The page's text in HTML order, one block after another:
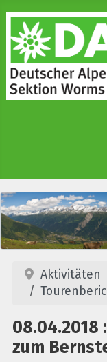
Aktivitäten
08.04.2018
zum